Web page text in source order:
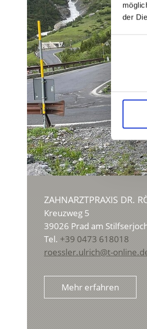
der
ZAHNARZTPRAXIS DR.
Kreuzweg 5
39026 Prad am
Tel. +39 0473 618018
roessler.ulrich@t-
Mehr erfahren